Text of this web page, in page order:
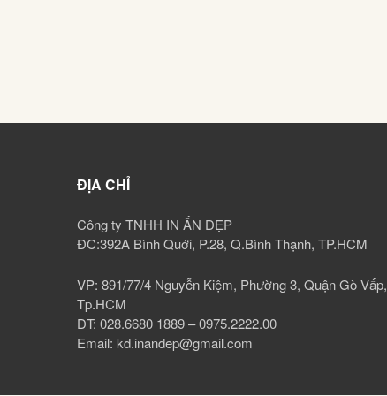
ĐỊA CHỈ
Công ty TNHH IN ẤN ĐẸP
ĐC:392A Bình Quới, P.28, Q.Bình Thạnh, TP.HCM
VP: 891/77/4 Nguyễn Kiệm, Phường 3, Quận Gò Vấp,
Tp.HCM
ĐT: 028.6680 1889 – 0975.2222.00
Email: kd.inandep@gmail.com